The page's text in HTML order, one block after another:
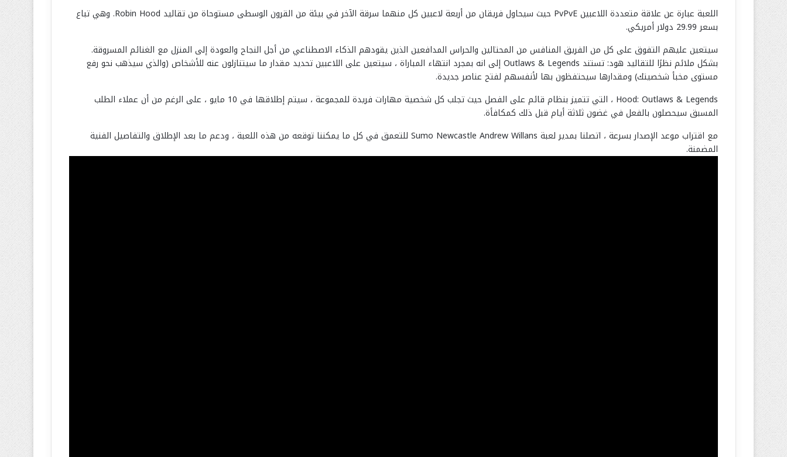
اللعبة عبارة عن علاقة متعددة اللاعبين PvPvE حيث سيحاول فريقان من أربعة لاعبين كل منهما سرقة الآخر في بيئة من القرون الوسطى مستوحاة من تقاليد Robin Hood. وهي تباع
بسعر 29.99 دولار أمريكي.
سيتعين عليهم التفوق على كل من الفريق المنافس من المحتالين والحراس المدافعين الذين يقودهم الذكاء الاصطناعي من أجل النجاح والعودة إلى المنزل مع الغنائم المسروقة.
بشكل ملائم نظرًا للتقاليد هود: تستند Outlaws & Legends إلى انه بمجرد انتهاء المباراة ، سيتعين على اللاعبين تحديد مقدار ما سيتنازلون عنه للأشخاص (والذي سيذهب نحو رفع
مستوى مخبأ شخصيتك) ومقدارها سيحتفظون بها لأنفسهم لفتح عناصر جديدة.
Hood: Outlaws & Legends ، التي تتميز بنظام قائم على الفصل حيث تجلب كل شخصية مهارات فريدة للمجموعة ، سيتم إطلاقها في 10 مايو ، على الرغم من أن عملاء الطلب
المسبق سيحصلون بالفعل في غضون ثلاثة أيام قبل ذلك كمكافأة.
مع اقتراب موعد الإصدار بسرعة ، اتصلنا بمدير لعبة Sumo Newcastle Andrew Willans للتعمق في كل ما يمكننا توقعه من هذه اللعبة ، ودعم ما بعد الإطلاق والتفاصيل الفنية
المضمنة.